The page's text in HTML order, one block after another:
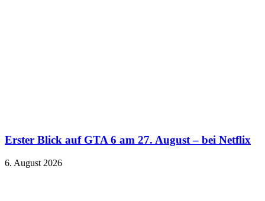
Erster Blick auf GTA 6 am 27. August – bei Netflix
6. August 2026